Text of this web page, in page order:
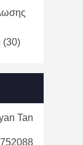
(30)
Tan